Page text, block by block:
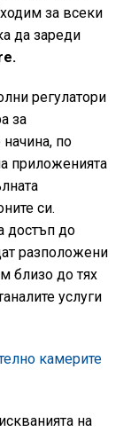
за всеки
да зареди
регулатори
за
по
приложенията
си.
достъп до
разположени
близо до тях
услуги
камерите
на